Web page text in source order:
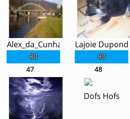
80
Alex_da_Cunha
80
Lajoie Dupond
47 48
Dofs Hofs